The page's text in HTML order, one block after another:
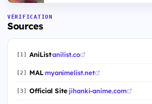
VÉRIFICATION
Sources
[1] AniList·anilist.co
[2] MAL·myanimelist.net
[3] Official Site·jihanki-anime.com